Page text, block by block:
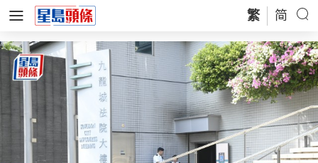
繁 简